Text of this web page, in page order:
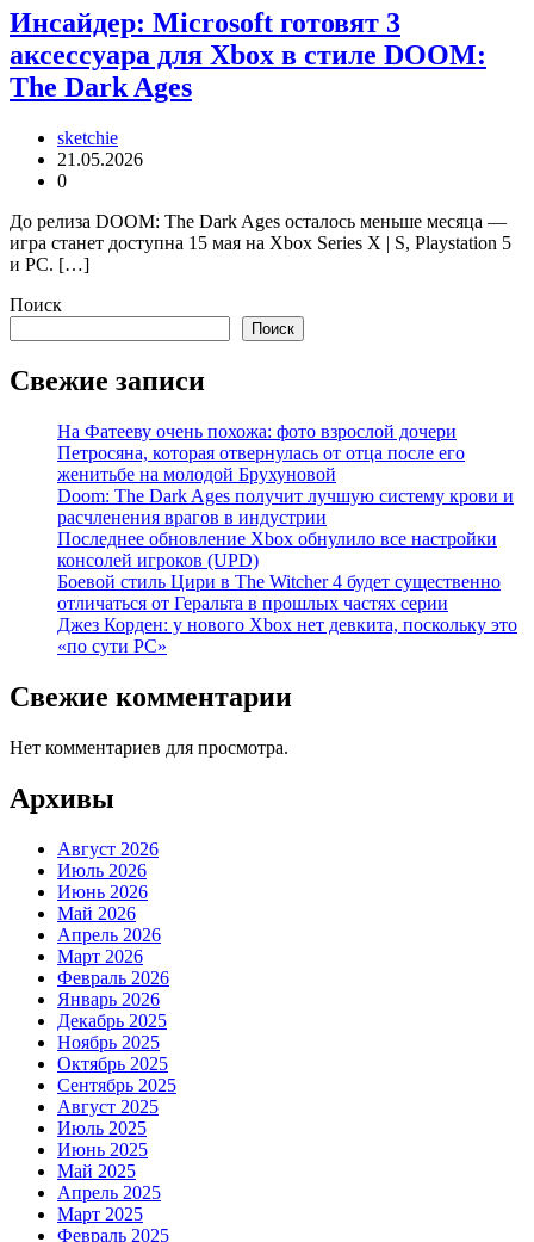
Инсайдер: Microsoft готовят 3
аксессуара для Xbox в стиле DOOM:
The Dark Ages
sketchie
21.05.2026
0
До релиза DOOM: The Dark Ages осталось меньше месяца —
игра станет доступна 15 мая на Xbox Series X | S, Playstation 5
и PC. […]
Поиск
Поиск
Свежие записи
На Фатееву очень похожа: фото взрослой дочери
Петросяна, которая отвернулась от отца после его
женитьбе на молодой Брухуновой
Doom: The Dark Ages получит лучшую систему крови и
расчленения врагов в индустрии
Последнее обновление Xbox обнулило все настройки
консолей игроков (UPD)
Боевой стиль Цири в The Witcher 4 будет существенно
отличаться от Геральта в прошлых частях серии
Джез Корден: у нового Xbox нет девкита, поскольку это
«по сути PC»
Свежие комментарии
Нет комментариев для просмотра.
Архивы
Август 2026
Июль 2026
Июнь 2026
Май 2026
Апрель 2026
Март 2026
Февраль 2026
Январь 2026
Декабрь 2025
Ноябрь 2025
Октябрь 2025
Сентябрь 2025
Август 2025
Июль 2025
Июнь 2025
Май 2025
Апрель 2025
Март 2025
Февраль 2025